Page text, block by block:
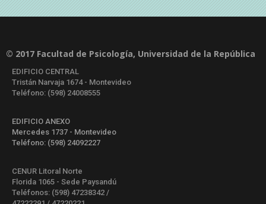
© 2017 Facultad de Psicología, Universidad de la República
EDIFICIO CENTRAL
Tristán Narvaja 1674 - Montevideo
Teléfono: (598) 24008555
EDIFICIO ANEXO
Mercedes 1737 - Montevideo
Teléfono: (598) 24092227
CENUR Litoral Norte
Florida 1065 - Sede Paysandú
Teléfonos: (598) 47238342 /